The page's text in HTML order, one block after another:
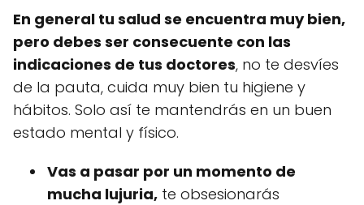
En general tu salud se encuentra muy bien,
pero debes ser consecuente con las
indicaciones de tus doctores, no te desvíes
de la pauta, cuida muy bien tu higiene y
hábitos. Solo así te mantendrás en un buen
estado mental y físico.
Vas a pasar por un momento de
mucha lujuria, te obsesionarás